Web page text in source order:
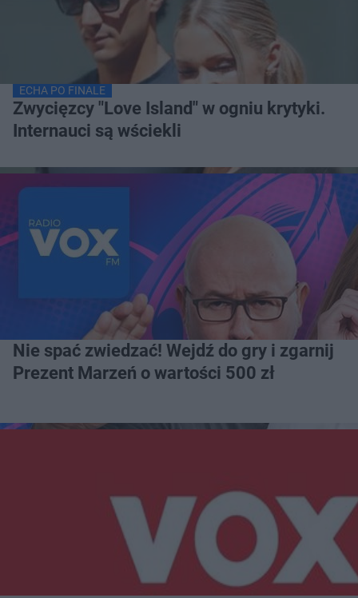
ECHA PO FINALE
Zwycięzcy "Love Island" w ogniu krytyki.
Internauci są wściekli
Nie spać zwiedzać! Wejdź do gry i zgarnij
Prezent Marzeń o wartości 500 zł